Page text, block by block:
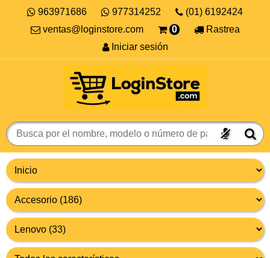
963971686 977314252
(01) 6192424
ventas@loginstore.com
0
Rastrea
Iniciar sesión